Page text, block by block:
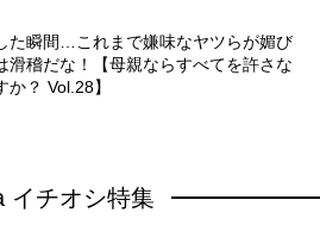
た瞬間…これまで嫌味なヤツらが媚び
滑稽だな！【母親ならすべてを許さな
か？ Vol.28】
イチオシ特集